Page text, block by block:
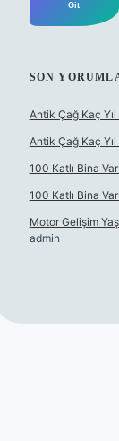
SON
Antik Çağ Kaç Yıl
Antik Çağ Kaç Yıl
100 Katlı Bina Var
100 Katlı Bina Var
Motor Gelişim
admin